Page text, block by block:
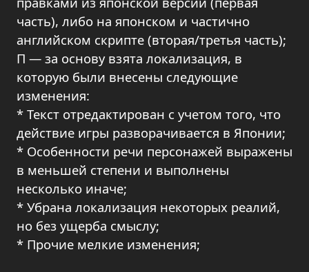
часть), либо на японском и частично
английском скрипте (вторая/третья часть);
П — за основу взята локализация, в
которую были внесены следующие
изменения:
* Текст отредактирован с учетом того, что
действие игры разворачивается в Японии;
* Особенности речи персонажей выражены
в меньшей степени и выполнены
несколько иначе;
* Убрана локализация некоторых реалий,
но без ущерба смыслу;
* Прочие мелкие изменения;